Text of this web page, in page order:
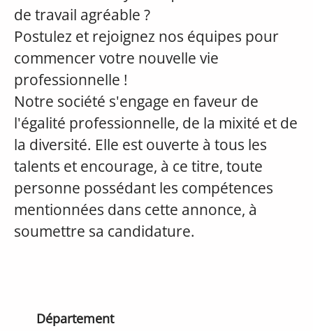
de travail agréable ?
Postulez et rejoignez nos équipes pour
commencer votre nouvelle vie
professionnelle !
Notre société s'engage en faveur de
l'égalité professionnelle, de la mixité et de
la diversité. Elle est ouverte à tous les
talents et encourage, à ce titre, toute
personne possédant les compétences
mentionnées dans cette annonce, à
soumettre sa candidature.
Département